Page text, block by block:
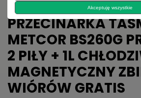
PRZECINARKA
METCOR BS260G
2 PIŁY + 1L
MAGNETYCZNY
WIÓRÓW GRATIS
Akceptuję wszystkie